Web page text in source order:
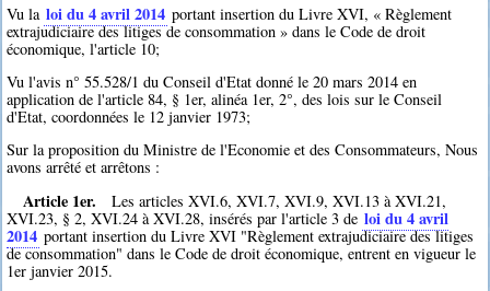
Vu la loi du 4 avril 2014 portant insertion du Livre XVI, « Règlement
extrajudiciaire des litiges de consommation » dans le Code de droit
économique, l'article 10;
Vu l'avis n° 55.528/1 du Conseil d'Etat donné le 20 mars 2014 en
application de l'article 84, § 1er, alinéa 1er, 2°, des lois sur le Conseil
d'Etat, coordonnées le 12 janvier 1973;
Sur la proposition du Ministre de l'Economie et des Consommateurs, Nous
avons arrêté et arrêtons :
Article 1er.
Les articles XVI.6, XVI.7, XVI.9, XVI.13 à XVI.21,
XVI.23, § 2, XVI.24 à XVI.28, insérés par l'article 3 de loi du 4 avril
2014 portant insertion du Livre XVI "Règlement extrajudiciaire des litiges
de consommation" dans le Code de droit économique, entrent en vigueur le
1er janvier 2015.